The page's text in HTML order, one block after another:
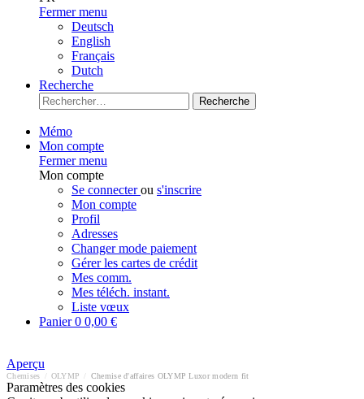
Fermer menu
Deutsch
English
Français
Dutch
Recherche
Recherche
Mémo
Mon compte
Fermer menu
Mon compte
Se connecterou s'inscrire
Mon compte
Profil
Adresses
Changer mode paiement
Gérer les cartes de crédit
Mes comm.
Mes téléch. instant.
Liste vœux
Panier0 0,00 €
Aperçu
Chemises OLYMP Chemise d'affaires OLYMP Luxor modern fit
Paramètres des cookies